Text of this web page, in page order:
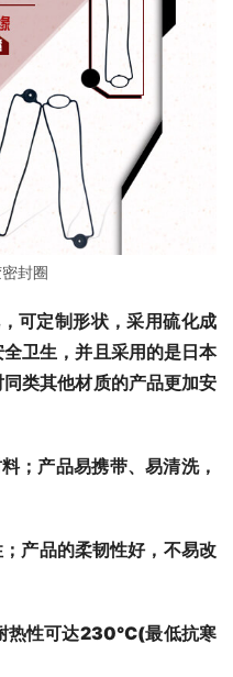
封圈
可定制形状，采用硫化成
卫生，并且采用的是日本
类其他材质的产品更加安
； 产品易携带、易清洗，
产品的柔韧性好，不易改
热性可达230℃(最低抗寒